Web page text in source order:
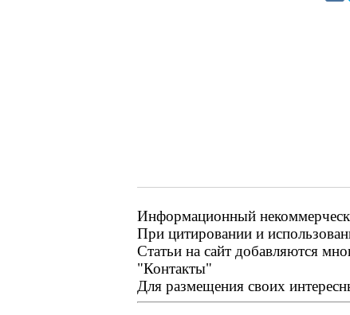
Информационный
При цитировании и
Статьи на сайт добавляются
"Контакты"
Для размещения своих